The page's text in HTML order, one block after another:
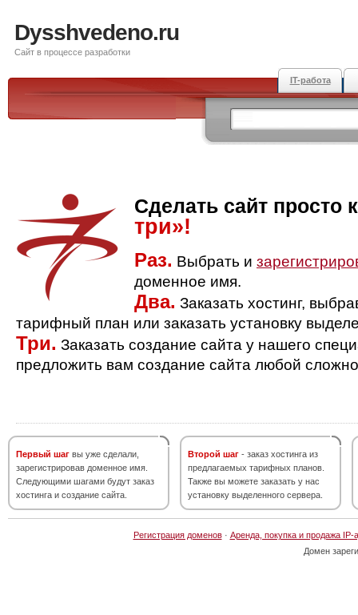
Dysshvedeno.ru
Сайт в процессе разработки
IT-работа
Сделать сайт просто
три»!
Раз. Выбрать и
доменное имя.
Два. Заказать хостинг,
тарифный план или заказать установку
Три. Заказать создание сайта у нашего
предложить вам создание сайта любой
Первый шаг вы уже сделали,
зарегистрировав доменное имя.
Следующими шагами будут заказ
хостинга и создание сайта.
Второй шаг - заказ хостинга из
предлагаемых тарифных планов.
Также вы можете заказать у нас
установку выделенного сервера.
Регистрация доменов· Аренда, покупка и продажа IP-
Домен